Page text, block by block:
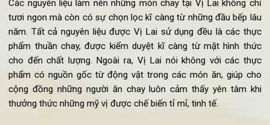
Món ăn được bố trí hài hòa, đầy tính thẩm mỹ, tôn lên sự
nhã trong ẩm thực chay
Các nguyên liệu làm nên những món chay tại Vị Lai không